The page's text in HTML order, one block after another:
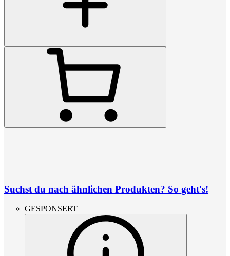
Suchst du nach ähnlichen Produkten? So geht's!
GESPONSERT